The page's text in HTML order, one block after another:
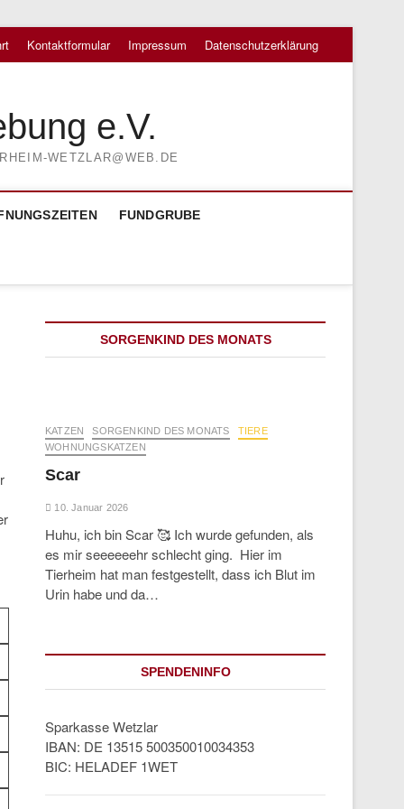
Kontaktformular Impressum Datenschutzerklärung
e.V.
WETZLAR@WEB.DE
FUNDGRUBE
SORGENKIND DES MONATS
KATZEN SORGENKIND DES MONATS
TIERE
WOHNUNGSKATZEN
Scar
10. Januar 2026
Huhu, ich bin Scar 🥰 Ich wurde gefunden, als
es mir seeeeeehr schlecht ging. Hier im
Tierheim hat man festgestellt, dass ich Blut im
Urin habe und da…
SPENDENINFO
Sparkasse Wetzlar
IBAN: DE 13515 500350010034353
BIC: HELADEF 1WET